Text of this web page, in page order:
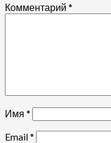
Комментарий *
Имя *
Email*